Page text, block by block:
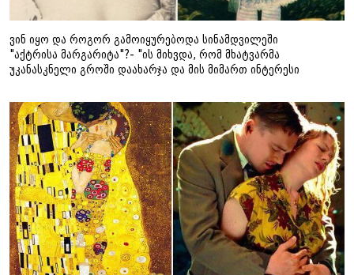
ვინ იყო და როგორ გამოიყურებოდა სინამდვილეში
"აქტრისა მარგარიტა"?- "ის მიხვდა, რომ მხატვარმა
უკანასკნელი გროში დაახარჯა და მის მიმართ ინტერესი